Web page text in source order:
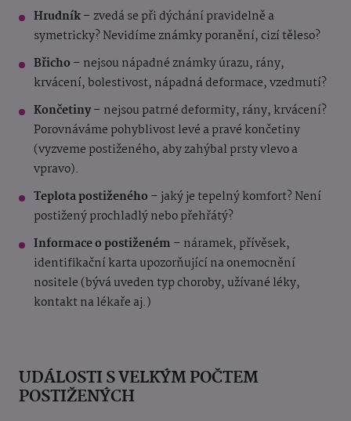
Hrudník– zvedá se při dýchání pravidelně a
symetricky? Nevidíme známky poranění, cizí těleso?
Břicho – nejsou nápadné známky úrazu, rány,
krvácení, bolestivost, nápadná deformace, vzedmutí?
Končetiny– nejsou patrné deformity, rány, krvácení?
Porovnáváme pohyblivost levé a pravé končetiny
(vyzveme postiženého, aby zahýbal prsty vlevo a
vpravo).
Teplota postiženého – jaký je tepelný komfort? Není
postižený prochladlý nebo přehřátý?
Informace o postiženém – náramek, přívěsek,
identifikační karta upozorňující na onemocnění
nositele (bývá uveden typ choroby, užívané léky,
kontakt na lékaře aj.)
UDÁLOSTI S VELKÝM POČTEM
POSTIŽENÝCH